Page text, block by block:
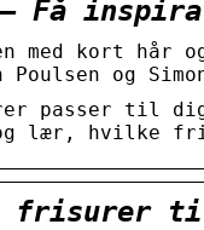
Få
med kort
Poulsen og
passer til
lær, hvilke
frisurer til